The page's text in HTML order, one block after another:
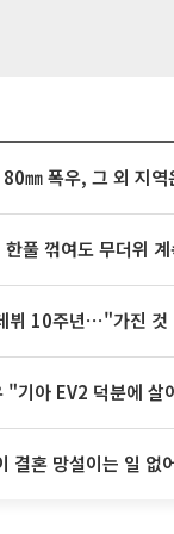
㎜ 폭우, 그 외 지
풀 꺾여도 무더위
뷔 10주년⋯"가진
"기아 EV2 덕분에
결혼 망설이는 일 없